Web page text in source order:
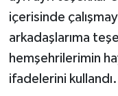
içerisinde
arkadaşlarıma
hemşehrilerimin
ifadelerini kullandı.